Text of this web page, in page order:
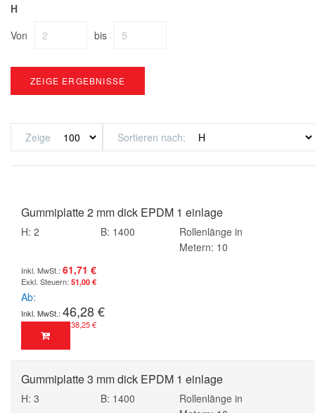
H
Von
bis
ZEIGE ERGEBNISSE
Zeige Sortieren nach
Gummiplatte 2 mm dick EPDM 1 einlage
H: 2 B: 1400
Rollenlänge in
Metern: 10
61,71 €
51,00 €
Ab
46,28 €
38,25 €
Gummiplatte 3 mm dick EPDM 1 einlage
H: 3 B: 1400
Rollenlänge in